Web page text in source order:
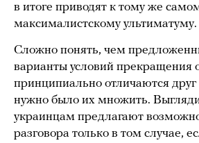
в итоге приводят к тому же
максималистскому ультиматуму.
Сложно понять, чем
варианты условий прекращения
принципиально отличаются друг
нужно было их множить.
украинцам предлагают
разговора только в том случае,